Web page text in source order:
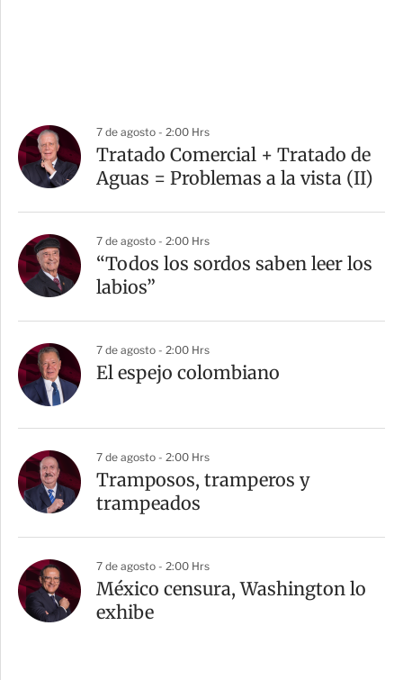
7 de agosto - 2:00 Hrs
Tratado Comercial + Tratado de
Aguas = Problemas a la vista (II)
7 de agosto - 2:00 Hrs
“Todos los sordos saben leer los
labios”
7 de agosto - 2:00 Hrs
El espejo colombiano
7 de agosto - 2:00 Hrs
Tramposos, tramperos y
trampeados
7 de agosto - 2:00 Hrs
México censura, Washington lo
exhibe